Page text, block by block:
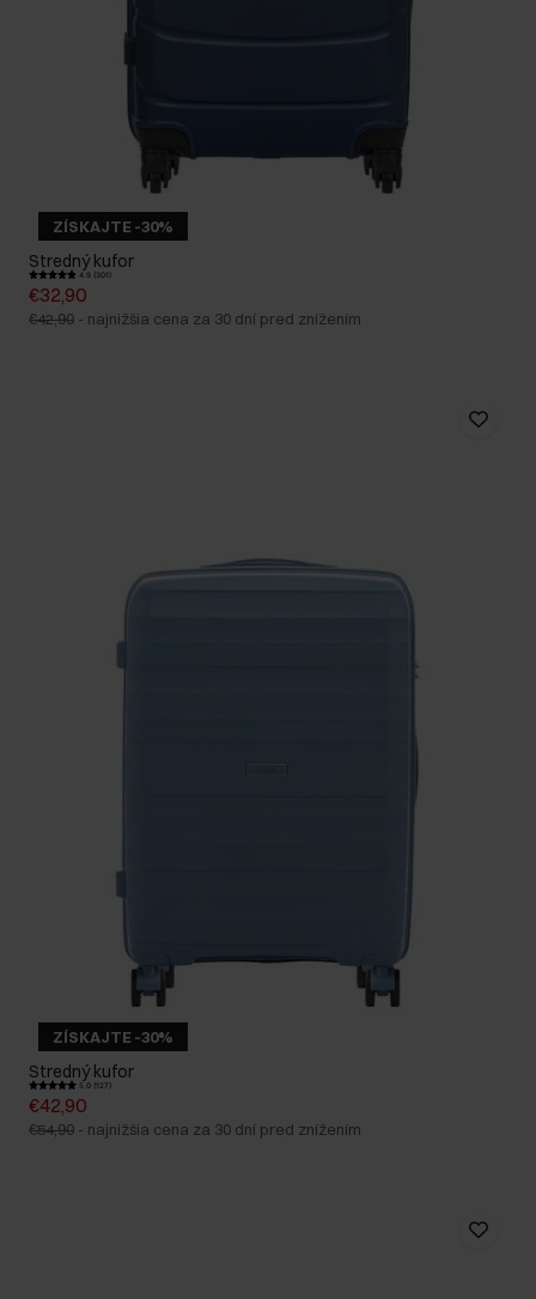
ZÍSKAJTE -30%
Stredný kufor
4.9 (301)
€32,90
€42,90 - najnižšia cena za 30 dní pred znížením
ZÍSKAJTE -30%
Stredný kufor
5.0 (127)
€42,90
€54,90 - najnižšia cena za 30 dní pred znížením